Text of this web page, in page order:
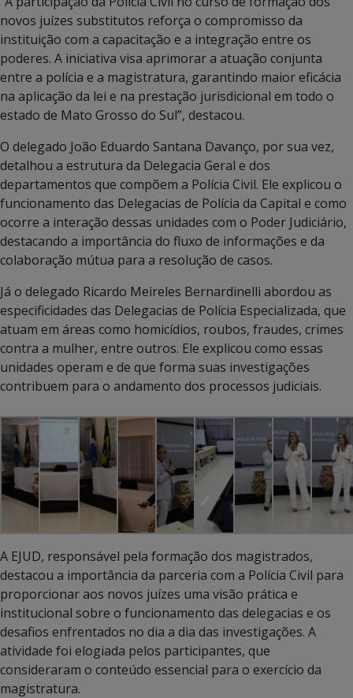
novos juízes substitutos reforça o compromisso da
instituição com a capacitação e a integração entre os
poderes. A iniciativa visa aprimorar a atuação conjunta
entre a polícia e a magistratura, garantindo maior eficácia
na aplicação da lei e na prestação jurisdicional em todo o
estado de Mato Grosso do Sul”, destacou.
O delegado João Eduardo Santana Davanço, por sua vez,
detalhou a estrutura da Delegacia Geral e dos
departamentos que compõem a Polícia Civil. Ele explicou o
funcionamento das Delegacias de Polícia da Capital e como
ocorre a interação dessas unidades com o Poder Judiciário,
destacando a importância do fluxo de informações e da
colaboração mútua para a resolução de casos.
Já o delegado Ricardo Meireles Bernardinelli abordou as
especificidades das Delegacias de Polícia Especializada, que
atuam em áreas como homicídios, roubos, fraudes, crimes
contra a mulher, entre outros. Ele explicou como essas
unidades operam e de que forma suas investigações
contribuem para o andamento dos processos judiciais.
A EJUD, responsável pela formação dos magistrados,
destacou a importância da parceria com a Polícia Civil para
proporcionar aos novos juízes uma visão prática e
institucional sobre o funcionamento das delegacias e os
desafios enfrentados no dia a dia das investigações. A
atividade foi elogiada pelos participantes, que
consideraram o conteúdo essencial para o exercício da
magistratura.